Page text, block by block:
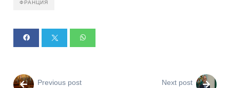
ФРАНЦИЯ
Previous post Next post